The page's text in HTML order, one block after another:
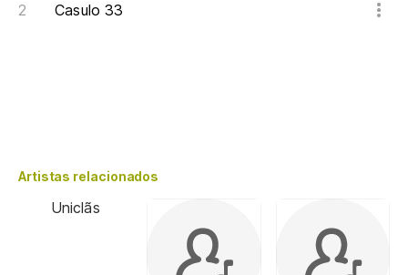
Casulo 33
Artistas relacionados
Uniclãs